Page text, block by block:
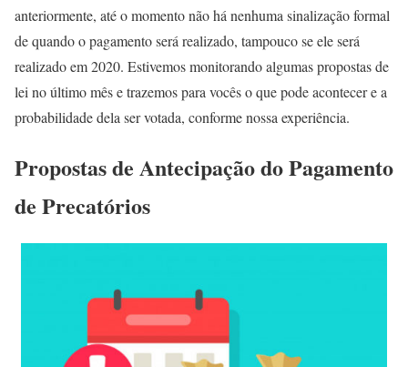
anteriormente, até o momento não há nenhuma sinalização formal
de quando o pagamento será realizado, tampouco se ele será
realizado em 2020. Estivemos monitorando algumas propostas de
lei no último mês e trazemos para vocês o que pode acontecer e a
probabilidade dela ser votada, conforme nossa experiência.
Propostas de Antecipação do Pagamento
de Precatórios